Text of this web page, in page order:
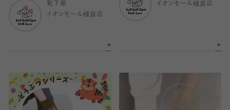
靴下屋
イオンモール橿原店
イオンモール橿原店